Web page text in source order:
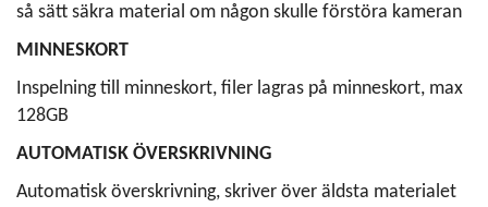
så sätt säkra material om någon skulle förstöra kameran
MINNESKORT
Inspelning till minneskort, filer lagras på minneskort, max
128GB
AUTOMATISK ÖVERSKRIVNING
Automatisk överskrivning, skriver över äldsta materialet